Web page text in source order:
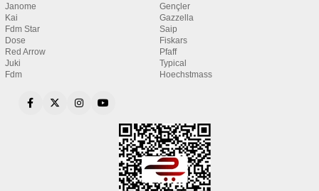
Janome
Kai
Fdm Star
Dose
Red Arrow
Juki
Fdm
Gençler
Gazzella
Saip
Fiskars
Pfaff
Typical
Hoechstmass